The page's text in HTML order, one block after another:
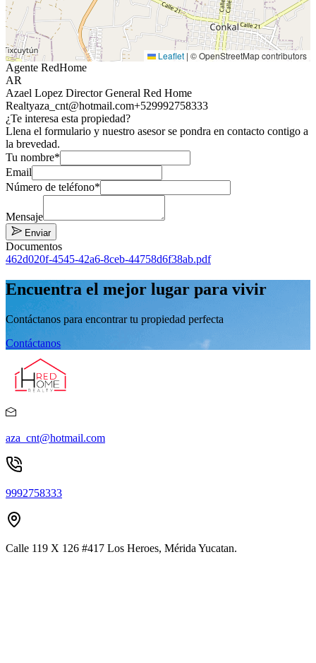
Leaflet | © OpenStreetMap contributors
Agente RedHome
AR
Azael Lopez Director General Red Home
Realtyaza_cnt@hotmail.com+529992758333
¿Te interesa esta propiedad?
Llena el formulario y nuestro asesor se pondra en contacto contigo a
la brevedad.
Tu nombre*
Email
Número de teléfono*
Mensaje
Enviar
Documentos
462d020f-4545-42a6-8ceb-44758d6f38ab.pdf
Encuentra el mejor lugar para vivir
Contáctanos para encontrar tu propiedad perfecta
Contáctanos
aza_cnt@hotmail.com
9992758333
Calle 119 X 126 #417 Los Heroes, Mérida Yucatan.